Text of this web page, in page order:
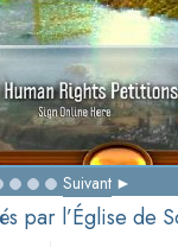
Suivant
par l’Église de